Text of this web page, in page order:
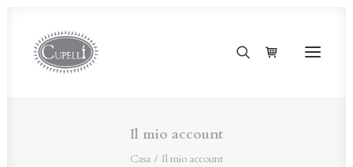
Il mio account
Casa Il mio account